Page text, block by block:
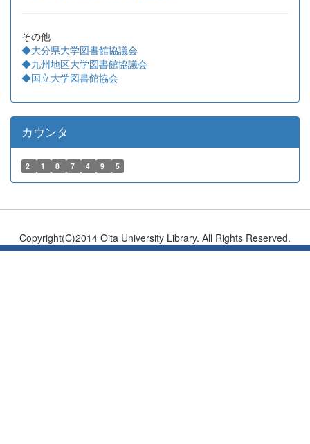
その他
◆大分県大学図書館協議会
◆九州地区大学図書館協議会
◆国立大学図書館協会
カウンタ
2 1 8 7 4 9 5
Copyright(C)2014 Oita University Library. All Rights Reserved.